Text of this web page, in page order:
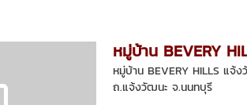
หมู่บ้าน BEVERY
หมู่บ้าน BEVERY HILLS แจ้
ถ.แจ้งวัฒนะ จ.นนทบุรี